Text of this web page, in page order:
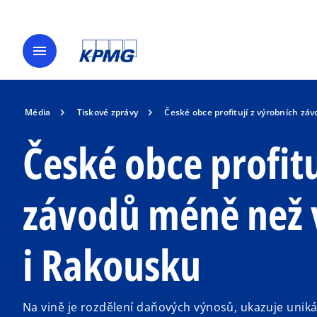
menu
Média Tiskové zprávy České obce profitují z výrobních
České obce
závodů méně
i Rakousku
Na vině je rozdělení daňových výnosů, ukazuje